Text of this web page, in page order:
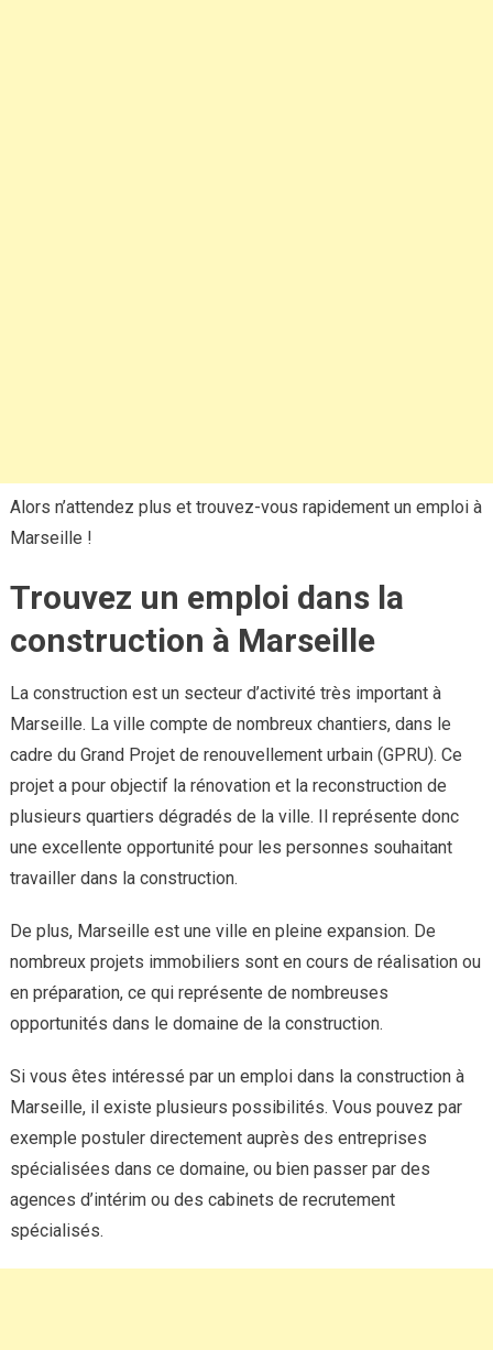
Alors n’attendez plus et trouvez-vous rapidement un emploi à
Marseille !
Trouvez un emploi dans la
construction à Marseille
La construction est un secteur d’activité très important à
Marseille. La ville compte de nombreux chantiers, dans le
cadre du Grand Projet de renouvellement urbain (GPRU). Ce
projet a pour objectif la rénovation et la reconstruction de
plusieurs quartiers dégradés de la ville. Il représente donc
une excellente opportunité pour les personnes souhaitant
travailler dans la construction.
De plus, Marseille est une ville en pleine expansion. De
nombreux projets immobiliers sont en cours de réalisation ou
en préparation, ce qui représente de nombreuses
opportunités dans le domaine de la construction.
Si vous êtes intéressé par un emploi dans la construction à
Marseille, il existe plusieurs possibilités. Vous pouvez par
exemple postuler directement auprès des entreprises
spécialisées dans ce domaine, ou bien passer par des
agences d’intérim ou des cabinets de recrutement
spécialisés.